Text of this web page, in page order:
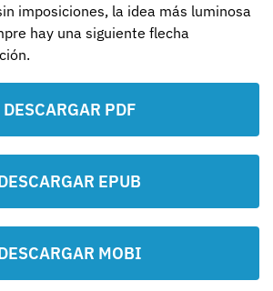
imposiciones, la idea más luminosa
hay una siguiente flecha
DESCARGAR PDF
EPUB
MOBI